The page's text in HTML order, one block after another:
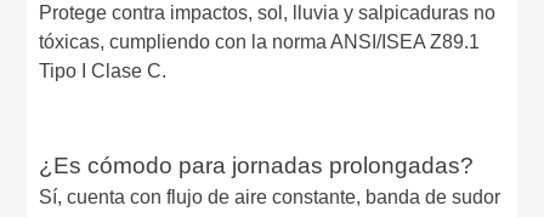
Protege contra impactos, sol, lluvia y salpicaduras no
tóxicas, cumpliendo con la norma ANSI/ISEA Z89.1
Tipo I Clase C.
¿Es cómodo para jornadas prolongadas?
Sí, cuenta con flujo de aire constante, banda de sudor